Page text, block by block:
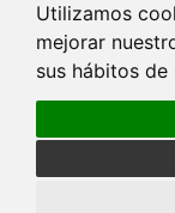
Utilizamos
mejorar
sus hábitos de
Av. Monforte de